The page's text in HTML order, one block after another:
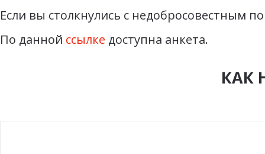
Если вы столкнулись с недобросовестным
По данной ссылке доступна анкета.
КАК